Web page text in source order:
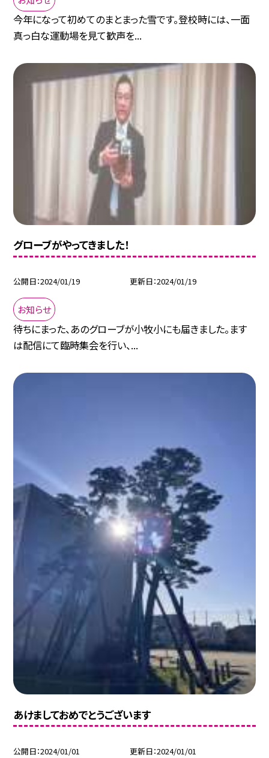
今年になって初めてのまとまった雪です。登校時には、一面
真っ白な運動場を見て歓声を...
グローブがやってきました！
公開日 2024/01/19 更新日 2024/01/19
お知らせ
待ちにまった、あのグローブが小牧小にも届きました。ます
は配信にて臨時集会を行い、...
あけましておめでとうございます
公開日 2024/01/01 更新日 2024/01/01